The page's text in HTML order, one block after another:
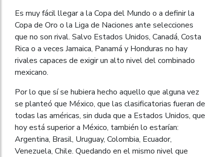
Es muy fácil llegar a la Copa del Mundo o a definir la
Copa de Oro o la Liga de Naciones ante selecciones
que no son rival. Salvo Estados Unidos, Canadá, Costa
Rica o a veces Jamaica, Panamá y Honduras no hay
rivales capaces de exigir un alto nivel del combinado
mexicano.
Por lo que sí se hubiera hecho aquello que alguna vez
se planteó que México, que las clasificatorias fueran de
todas las américas, sin duda que a Estados Unidos, que
hoy está superior a México, también lo estarían:
Argentina, Brasil, Uruguay, Colombia, Ecuador,
Venezuela, Chile. Quedando en el mismo nivel que